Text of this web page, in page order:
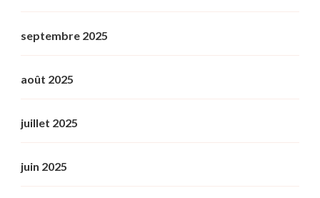
septembre 2025
août 2025
juillet 2025
juin 2025